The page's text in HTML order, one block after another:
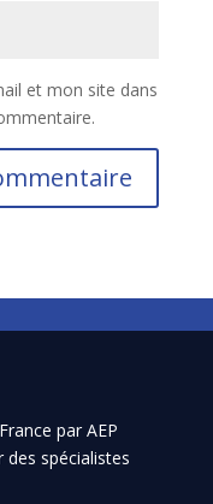
et mon site dans
par AEP
des spécialistes